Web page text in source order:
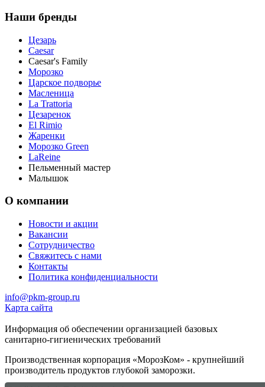
Наши бренды
Цезарь
Caesar
Caesar's Family
Морозко
Царское подворье
Масленица
La Trattoria
Цезаренок
El Rimio
Жаренки
Морозко Green
LaReine
Пельменный мастер
Малышок
О компании
Новости и акции
Вакансии
Сотрудничество
Свяжитесь с нами
Контакты
Политика конфиденциальности
info@pkm-group.ru
Карта сайта
Информация об обеспечении организацией базовых
санитарно-гигиенических требований
Производственная корпорация «МорозКом» - крупнейший
производитель продуктов глубокой заморозки.